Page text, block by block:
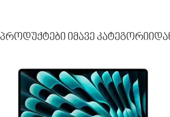
Პროდუქტები Იმავე